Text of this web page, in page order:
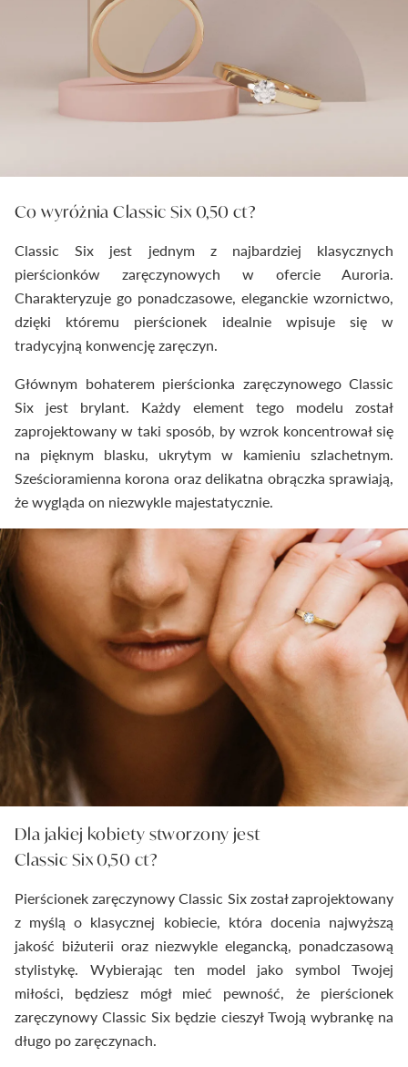
Co wyróżnia Classic Six 0,50 ct?
Classic Six jest jednym z najbardziej klasycznych
pierścionków zaręczynowych w ofercie Auroria.
Charakteryzuje go ponadczasowe, eleganckie wzornictwo,
dzięki któremu pierścionek idealnie wpisuje się w
tradycyjną konwencję zaręczyn.
Głównym bohaterem pierścionka zaręczynowego Classic
Six jest brylant. Każdy element tego modelu został
zaprojektowany w taki sposób, by wzrok koncentrował się
na pięknym blasku, ukrytym w kamieniu szlachetnym.
Sześcioramienna korona oraz delikatna obrączka sprawiają,
że wygląda on niezwykle majestatycznie.
Dla jakiej kobiety stworzony jest
Classic Six 0,50 ct?
Pierścionek zaręczynowy Classic Six został zaprojektowany
z myślą o klasycznej kobiecie, która docenia najwyższą
jakość biżuterii oraz niezwykle elegancką, ponadczasową
stylistykę. Wybierając ten model jako symbol Twojej
miłości, będziesz mógł mieć pewność, że pierścionek
zaręczynowy Classic Six będzie cieszył Twoją wybrankę na
długo po zaręczynach.